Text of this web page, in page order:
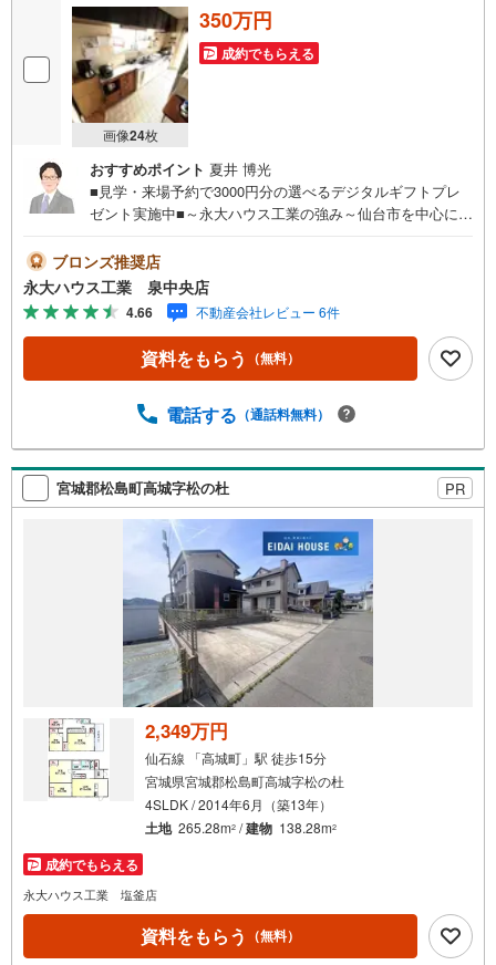
画像24枚
350万円
成約でもらえる
おすすめポイント 夏井 博光
■見学・来場予約で3000円分の選べるデジタルギフトプレ
ゼント実施中■～永大ハウス工業の強み～仙台市を中心に宮
く2つに分けてご紹介！1.＜豊富な不動産知識＞戸建・マン
ション・土地...と種別を問わず不動産を取り扱っておりま
す。更に教育施設や商業施設、子育て環境や行政などの地
域情報を総合し、お客様により良い物件選びをして頂ける
よう、しっかりとサポートさせて頂きます。2.＜経験豊富
なスタッフ＞当社では【購入】【売却】【引っ越し】【リ
購入時に気になる住宅ローン各種税金についても、誠心誠
備！お子様連れのご家族様で是非お越しください。営業時
間:10:00～18:00（定休日火・水曜日※店舗により変動あ
り）現地のご案内も可能ですので、どうぞお気軽にお問い
合わせください！
ブロンズ推奨店
永大ハウス工業 泉中央店
4.66 不動産会社レビュー 6件
資料をもらう （無料）
電話する （通話料無料）
宮城郡松島町高城字松の杜 PR
2,349万円
仙石線 「高城町」駅 徒歩15分
宮城県宮城郡松島町高城字松の杜
4SLDK / 2014年6月（築13年）
土地 265.28m2 /建物 138.28m2
成約でもらえる
永大ハウス工業 塩釜店
資料をもらう （無料）